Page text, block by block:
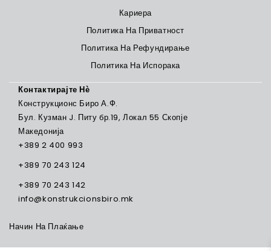
Кариера
Политика На Приватност
Политика На Рефундирање
Политика На Испорака
Контактирајте Нѐ
Конструкционс Биро А.Ф.
Бул. Кузман J. Питу бр.19, Локал 55 Скопје
Македонија
+389 2 400 993
+389 70 243 124
+389 70 243 142
info@konstrukcionsbiro.mk
Начин На Плаќање